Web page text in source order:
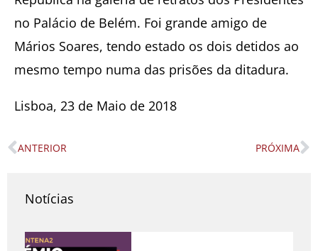
no Palácio de Belém. Foi grande amigo de
Mários Soares, tendo estado os dois detidos ao
mesmo tempo numa das prisões da ditadura.
Lisboa, 23 de Maio de 2018
Prev
ANTERIOR PRÓXIMA
Notícias